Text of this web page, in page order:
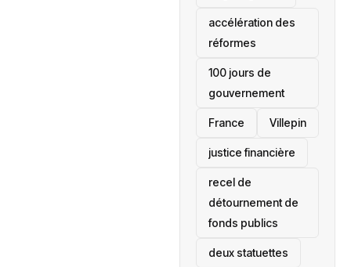
accélération des
réformes
100 jours de
gouvernement
France Villepin
justice financière
recel de
détournement de
fonds publics
deux statuettes